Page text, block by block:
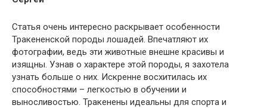
Статья очень интересно раскрывает особенности
Тракененской породы лошадей. Впечатляют их
фотографии, ведь эти животные внешне красивы и
изящны. Узнав о характере этой породы, я захотела
узнать больше о них. Искренне восхитилась их
способностями – легкостью в обучении и
выносливостью. Тракенены идеальны для спорта и